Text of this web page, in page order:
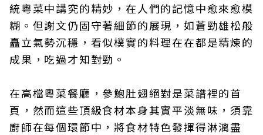
統粵菜中講究的精妙，在人們的記憶中愈來愈模
糊。但謝文仍固守著細節的展現，如蒼勁雄松般
矗立氣勢沉穩，看似樸實的料理在在都是精煉的
成果，吃過才知對勁。
在高檔粵菜餐廳，參鮑肚翅絕對是菜譜裡的首
頁，然而這些頂級食材本身其實平淡無味，須靠
廚師在每個環節中，將食材特色發揮得淋漓盡